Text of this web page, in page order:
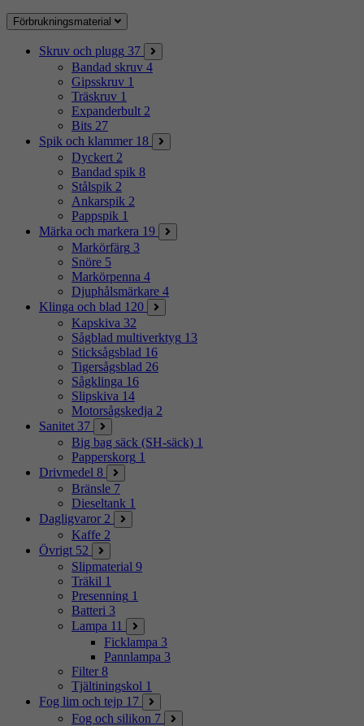
Förbrukningsmaterial
Skruv och plugg 37
Bandad skruv 4
Gipsskruv 1
Träskruv 1
Expanderbult 2
Bits 27
Spik och klammer 18
Dyckert 2
Bandad spik 8
Stålspik 2
Ankarspik 2
Pappspik 1
Märka och markera 19
Markörfärg 3
Snöre 5
Markörpenna 4
Djuphålsmärkare 4
Klinga och blad 120
Kapskiva 32
Sågblad multiverktyg 13
Sticksågsblad 16
Tigersågsblad 26
Sågklinga 16
Slipskiva 14
Motorsågskedja 2
Sanitet 37
Big bag säck (SH-säck) 1
Papperskorg 1
Drivmedel 8
Bränsle 7
Dieseltank 1
Dagligvaror 2
Kaffe 2
Övrigt 52
Slipmaterial 9
Träkil 1
Presenning 1
Batteri 3
Lampa 11
Ficklampa 3
Pannlampa 3
Filter 8
Tjältiningskol 1
Fog lim och tejp 17
Fog och silikon 7